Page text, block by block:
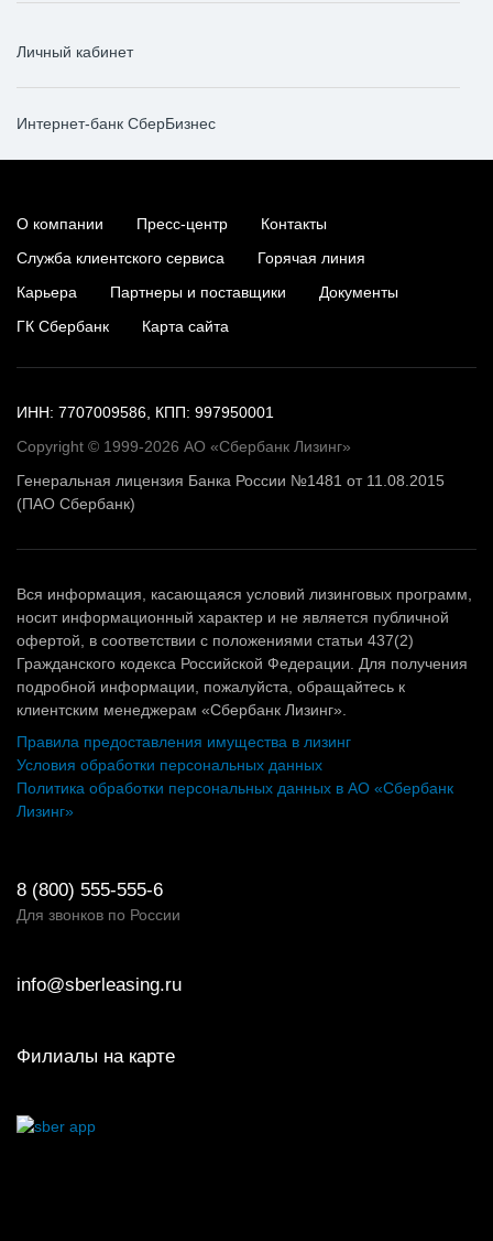
Личный кабинет
Интернет-банк СберБизнес
О компании Пресс-центр
Контакты
Служба клиентского сервиса
Горячая линия
Карьера
Партнеры и поставщики
Документы
ГК Сбербанк
Карта сайта
ИНН: 7707009586, КПП: 997950001
Copyright © 1999-2026 АО «Сбербанк Лизинг»
Генеральная лицензия Банка России №1481 от 11.08.2015
(ПАО Сбербанк)
Вся информация, касающаяся условий лизинговых программ,
носит информационный характер и не является публичной
офертой, в соответствии с положениями статьи 437(2)
Гражданского кодекса Российской Федерации. Для получения
подробной информации, пожалуйста, обращайтесь к
клиентским менеджерам «Сбербанк Лизинг».
Правила предоставления имущества в лизинг
Условия обработки персональных данных
Политика обработки персональных данных в АО «Сбербанк
Лизинг»
8 (800) 555-555-6
Для звонков по России
info@sberleasing.ru
Филиалы на карте